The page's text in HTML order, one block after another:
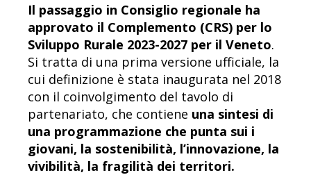
Il passaggio in Consiglio regionale ha
approvato il Complemento (CRS) per lo
Sviluppo Rurale 2023-2027 per il Veneto.
Si tratta di una prima versione ufficiale, la
cui definizione è stata inaugurata nel 2018
con il coinvolgimento del tavolo di
partenariato, che contiene una sintesi di
una programmazione che punta sui i
giovani, la sostenibilità, l’innovazione, la
vivibilità, la fragilità dei territori.